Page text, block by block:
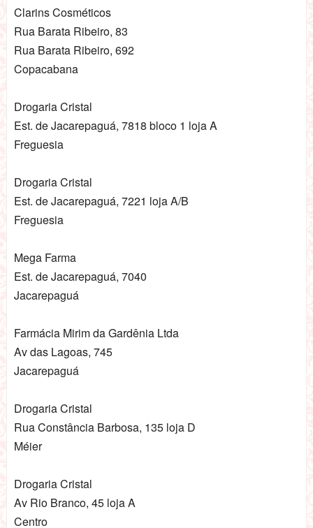
Clarins Cosméticos
Rua Barata Ribeiro, 83
Rua Barata Ribeiro, 692
Copacabana
Drogaria Cristal
Est. de Jacarepaguá, 7818 bloco 1 loja A
Freguesia
Drogaria Cristal
Est. de Jacarepaguá, 7221 loja A/B
Freguesia
Mega Farma
Est. de Jacarepaguá, 7040
Jacarepaguá
Farmácia Mirim da Gardênia Ltda
Av das Lagoas, 745
Jacarepaguá
Drogaria Cristal
Rua Constância Barbosa, 135 loja D
Méier
Drogaria Cristal
Av Rio Branco, 45 loja A
Centro